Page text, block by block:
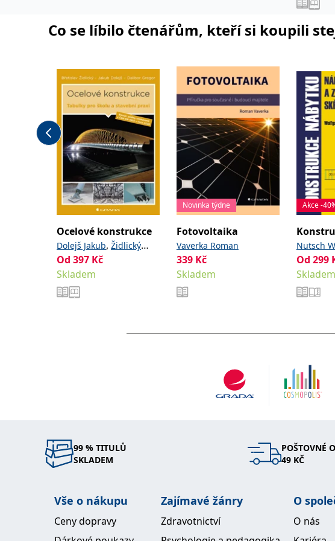
Co se líbilo čtenářům, kteří si koupili
Ocelové konstrukce
Dolejš Jakub, Židlický
Břetislav ,Gregor Dalibor
Od 397 Kč
Skladem
Novinka týdne
Fotovoltaika
Vaverka Roman
339 Kč
Skladem
Akce -
Nutsch
Od 299
Skladem
99 % TITULŮ
SKLADEM
POŠTOVNÉ
49 KČ
Vše o nákupu
Ceny dopravy
Zajímavé žánry
Zdravotnictví
O
O nás